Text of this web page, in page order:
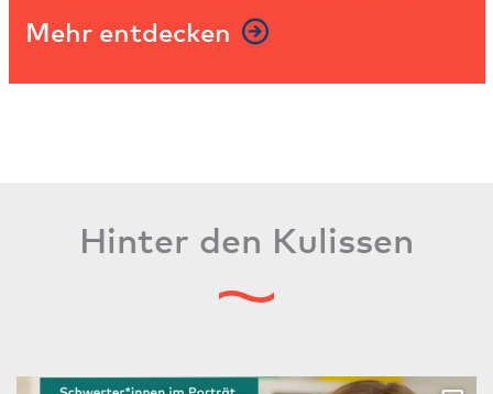
Mehr entdecken
Hinter den Kulissen